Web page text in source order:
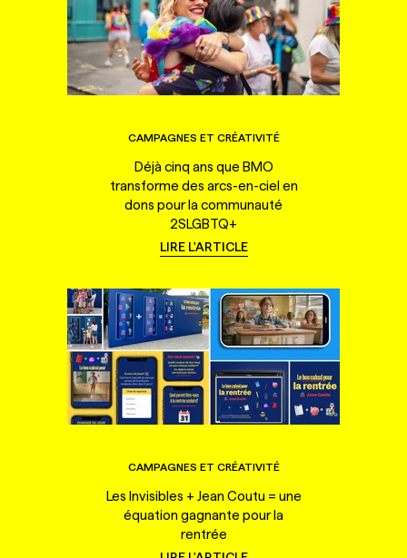
CAMPAGNES ET CRÉATIVITÉ
Déjà cinq ans que BMO
transforme des arcs-en-ciel en
dons pour la communauté
2SLGBTQ+
LIRE L'ARTICLE
CAMPAGNES ET CRÉATIVITÉ
Les Invisibles + Jean Coutu = une
équation gagnante pour la
rentrée